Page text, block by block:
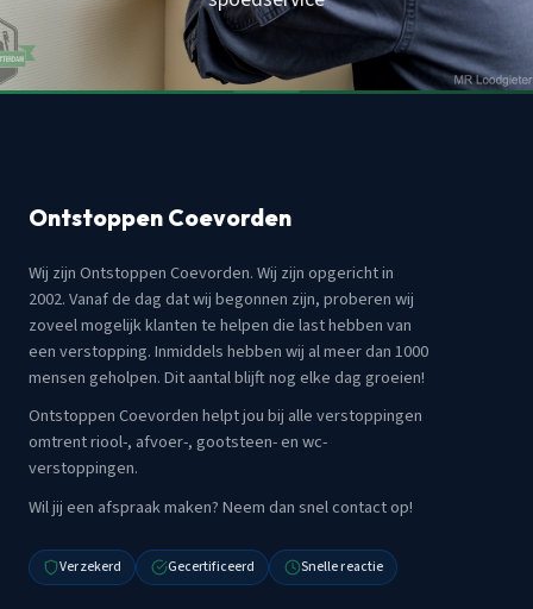
Ontstoppen Coevorden
Wij zijn Ontstoppen Coevorden. Wij zijn opgericht in
2002. Vanaf de dag dat wij begonnen zijn, proberen wij
zoveel mogelijk klanten te helpen die last hebben van
een verstopping. Inmiddels hebben wij al meer dan 1000
mensen geholpen. Dit aantal blijft nog elke dag groeien!
Ontstoppen Coevorden helpt jou bij alle verstoppingen
omtrent riool-, afvoer-, gootsteen- en wc-
verstoppingen.
Wil jij een afspraak maken? Neem dan snel contact op!
Verzekerd Gecertificeerd Snelle reactie